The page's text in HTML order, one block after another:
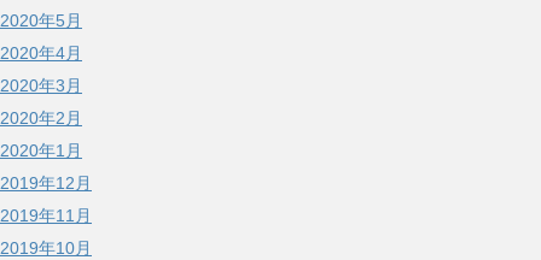
2020年5月
2020年4月
2020年3月
2020年2月
2020年1月
2019年12月
2019年11月
2019年10月